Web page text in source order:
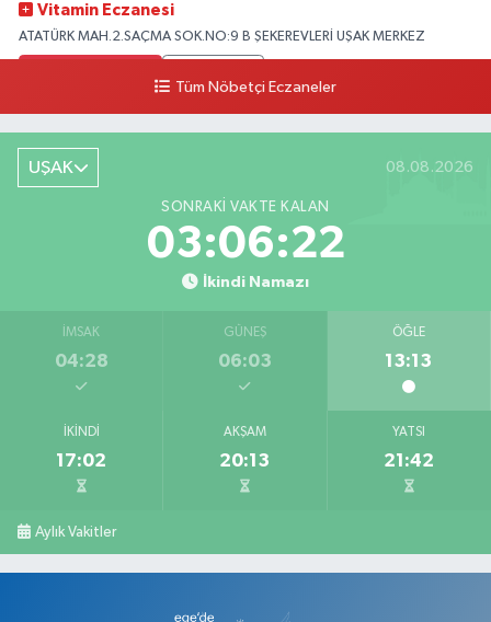
Vitamin Eczanesi
ATATÜRK MAH.2.SAÇMA SOK.NO:9 B ŞEKEREVLERİ UŞAK MERKEZ
Tüm Nöbetçi Eczaneler
UŞAK 08.08.2026
SONRAKI VAKTE KALAN
03:06:21
İkindi Namazı
İMSAK
04:28
GÜNEŞ
06:03
ÖĞLE
13:13
İKINDI
17:02
AKŞAM
20:13
YATSI
21:42
Aylık Vakitler